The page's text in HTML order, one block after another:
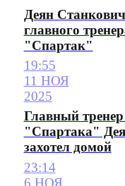
Деян
главного
"Спартак"
19:55
11 НОЯ
2025
Главный
"Спартака"
захотел домой
23:14
6 НОЯ